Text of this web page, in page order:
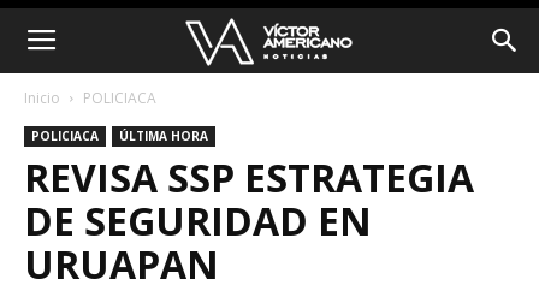
Inicio POLICIACA
POLICIACA ÚLTIMA HORA
REVISA SSP ESTRATEGIA
DE SEGURIDAD EN
URUAPAN